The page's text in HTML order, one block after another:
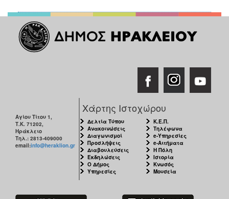
ΠΟΛΙΤΙΣΜΟΣ
ΑΝΘΕΚΤΙΚΗ
ΠΟΛΗ
Αγίου Τίτου 1,
Τ.Κ. 71202,
Ηράκλειο
Τηλ.: 2813-409000
email:info@heraklion.gr
Χάρτης Ιστοχώρου
Δελτία Τύπου
Ανακοινώσεις
Διαγωνισμοί
Προσλήψεις
Διαβουλεύσεις
Εκδηλώσεις
Ο Δήμος
Υπηρεσίες
Κ.Ε.Π.
Τηλέφωνα
e-Υπηρεσίες
e-Αιτήματα
Η Πόλη
Ιστορία
Κνωσός
Μουσεία